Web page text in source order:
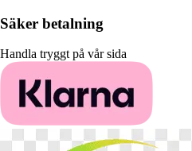
Säker betalning
Handla tryggt på vår sida